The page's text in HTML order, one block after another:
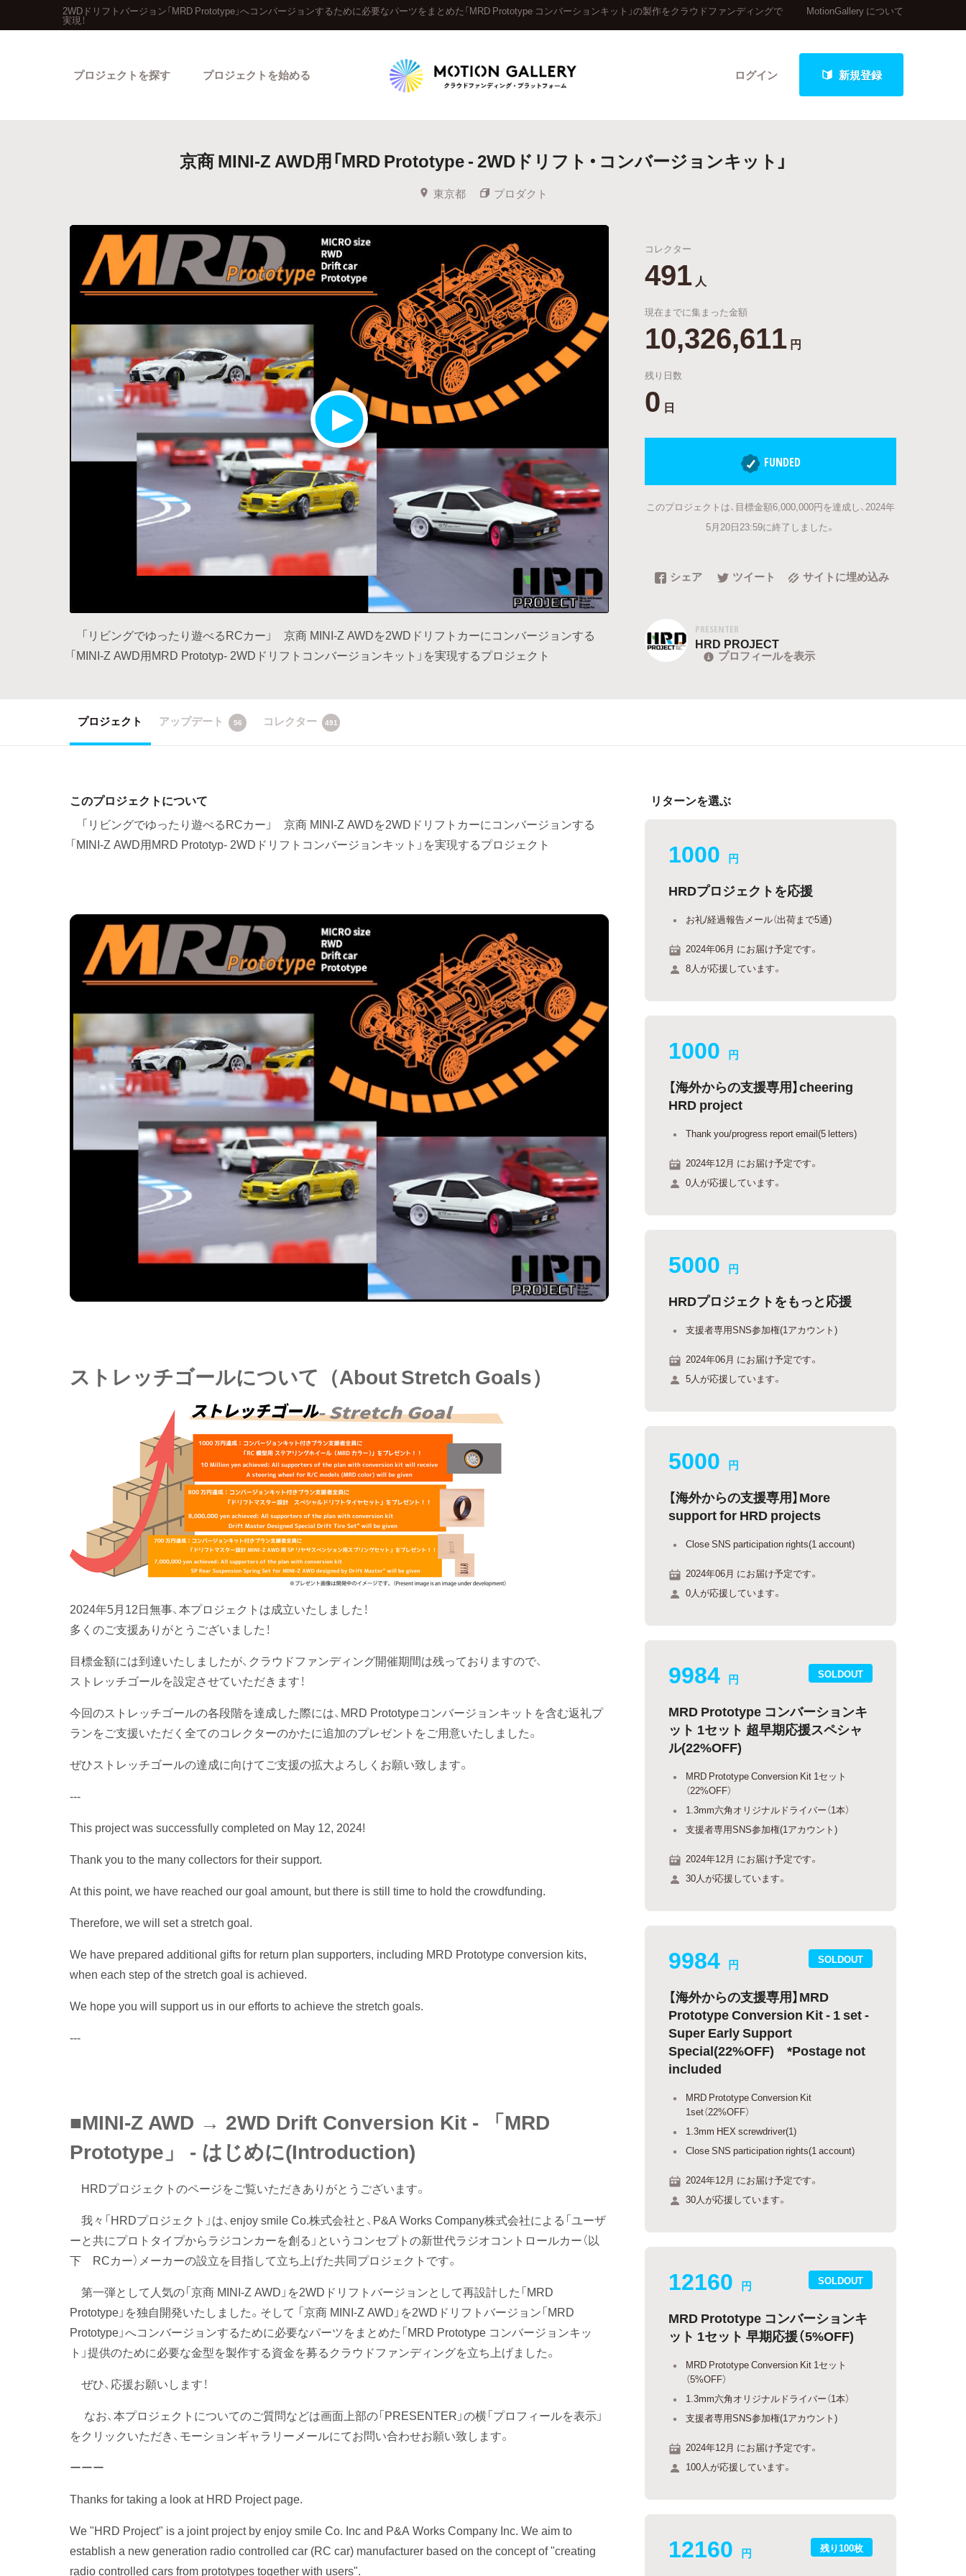
2WDドリフトバージョン「MRD Prototype」へコンバージョンするために必要なパーツをまとめた「MRD Prototype コンバーションキット」の製作をクラウドファンディングで
実現！
MotionGallery について
ログイン 新規登録
プロジェクトを探す
人気のプロジェクト 新着プロジェクト 終了間近のプロジェクト
Feature
カテゴリーから探す タグから探す キュレーターから探す 最新進捗報告から探す
Legendary
最新達成プロジェクト 調達額が大きいプロジェクト
プロジェクトを始める
京商 MINI-Z AWD用「MRD Prototype - 2WDドリフト・コンバージョンキット」
東京都 プロダクト
「リビングでゆったり遊べるRCカー」 京商 MINI-Z AWDを2WDドリフトカーにコンバージョンする
「MINI-Z AWD用MRD Prototyp- 2WDドリフトコンバージョンキット」を実現するプロジェクト
コレクター
491 人
現在までに集まった金額
10,326,611 円
残り日数
0 日
FUNDED
このプロジェクトは、目標金額6,000,000円を達成し、2024年
5月20日23:59に終了しました。
シェア ツイート サイトに埋め込み
PRESENTER
HRD PROJECT
プロフィールを表示
プロジェクト アップデート 56 コレクター 491
このプロジェクトについて
「リビングでゆったり遊べるRCカー」 京商 MINI-Z AWDを2WDドリフトカーにコンバージョンする
「MINI-Z AWD用MRD Prototyp- 2WDドリフトコンバージョンキット」を実現するプロジェクト
ストレッチゴールについて（About Stretch Goals）
2024年5月12日無事、本プロジェクトは成立いたしました！
多くのご支援ありがとうございました！
目標金額には到達いたしましたが、クラウドファンディング開催期間は残っておりますので、
ストレッチゴールを設定させていただきます！
今回のストレッチゴールの各段階を達成した際には、MRD Prototypeコンバージョンキットを含む返礼プ
ランをご支援いただく全てのコレクターのかたに追加のプレゼントをご用意いたしました。
ぜひストレッチゴールの達成に向けてご支援の拡大よろしくお願い致します。
---
This project was successfully completed on May 12, 2024!
Thank you to the many collectors for their support.
At this point, we have reached our goal amount, but there is still time to hold the crowdfunding.
Therefore, we will set a stretch goal.
We have prepared additional gifts for return plan supporters, including MRD Prototype conversion kits,
when each step of the stretch goal is achieved.
We hope you will support us in our efforts to achieve the stretch goals.
---
■MINI-Z AWD → 2WD Drift Conversion Kit - 「MRD
Prototype」 - はじめに(Introduction)
HRDプロジェクトのページをご覧いただきありがとうございます。
我々「HRDプロジェクト」は、enjoy smile Co.株式会社と、P&A Works Company株式会社による「ユーザ
ーと共にプロトタイプからラジコンカーを創る」というコンセプトの新世代ラジオコントロールカー（以
下 RCカー）メーカーの設立を目指して立ち上げた共同プロジェクトです。
第一弾として人気の「京商 MINI-Z AWD」を2WDドリフトバージョンとして再設計した「MRD
Prototype」を独自開発いたしました。そして 「京商 MINI-Z AWD」を2WDドリフトバージョン「MRD
Prototype」へコンバージョンするために必要なパーツをまとめた「MRD Prototype コンバージョンキッ
ト」提供のために必要な金型を製作する資金を募るクラウドファンディングを立ち上げました。
ぜひ、応援お願いします！
なお、本プロジェクトについてのご質問などは画面上部の「PRESENTER」の横「プロフィールを表示」
をクリックいただき、モーションギャラリーメールにてお問い合わせお願い致します。
ーーー
Thanks for taking a look at HRD Project page.
We "HRD Project" is a joint project by enjoy smile Co. Inc and P&A Works Company Inc. We aim to
establish a new generation radio controlled car (RC car) manufacturer based on the concept of "creating
radio controlled cars from prototypes together with users".
リターンを選ぶ
1000 円
HRDプロジェクトを応援
お礼/経過報告メール（出荷まで5通)
2024年06月 にお届け予定です。
8人が応援しています。
1000 円
【海外からの支援専用】cheering
HRD project
Thank you/progress report email(5 letters)
2024年12月 にお届け予定です。
0人が応援しています。
5000 円
HRDプロジェクトをもっと応援
支援者専用SNS参加権(1アカウント)
2024年06月 にお届け予定です。
5人が応援しています。
5000 円
【海外からの支援専用】More
support for HRD projects
Close SNS participation rights(1 account)
2024年06月 にお届け予定です。
0人が応援しています。
SOLDOUT
9984 円
MRD Prototype コンバーションキ
ット 1セット 超早期応援スペシャ
ル(22%OFF)
MRD Prototype Conversion Kit 1セット
（22%OFF）
1.3mm六角オリジナルドライバー（1本）
支援者専用SNS参加権(1アカウント)
2024年12月 にお届け予定です。
30人が応援しています。
SOLDOUT
9984 円
【海外からの支援専用】MRD
Prototype Conversion Kit - 1 set -
Super Early Support
Special(22%OFF) *Postage not
included
MRD Prototype Conversion Kit
1set（22%OFF）
1.3mm HEX screwdriver(1)
Close SNS participation rights(1 account)
2024年12月 にお届け予定です。
30人が応援しています。
SOLDOUT
12160 円
MRD Prototype コンバーションキ
ット 1セット 早期応援（5%OFF)
MRD Prototype Conversion Kit 1セット
（5%OFF）
1.3mm六角オリジナルドライバー（1本）
支援者専用SNS参加権(1アカウント)
2024年12月 にお届け予定です。
100人が応援しています。
残り100枚
12160 円